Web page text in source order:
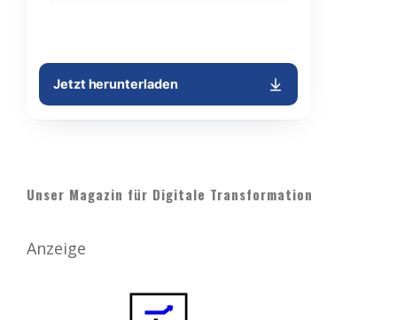
Unser Magazin für Digitale Transformation
Anzeige